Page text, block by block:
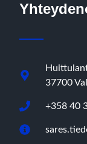
37700
+358 40